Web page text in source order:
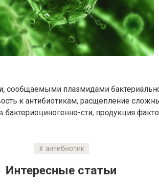
сообщаемыми плазмидами
к антибиотикам, расщепление
сти, продукция
антибиотик
Интересные статьи